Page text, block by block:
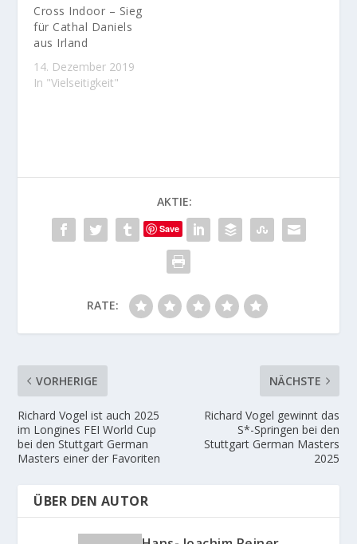
Cross Indoor – Sieg
für Cathal Daniels
aus Irland
14. Dezember 2019
In "Vielseitigkeit"
AKTIE:
Save
RATE:
VORHERIGE
Richard Vogel ist auch 2025
im Longines FEI World Cup
bei den Stuttgart German
Masters einer der Favoriten
NÄCHSTE
Richard Vogel gewinnt das
S*-Springen bei den
Stuttgart German Masters
2025
ÜBER DEN AUTOR